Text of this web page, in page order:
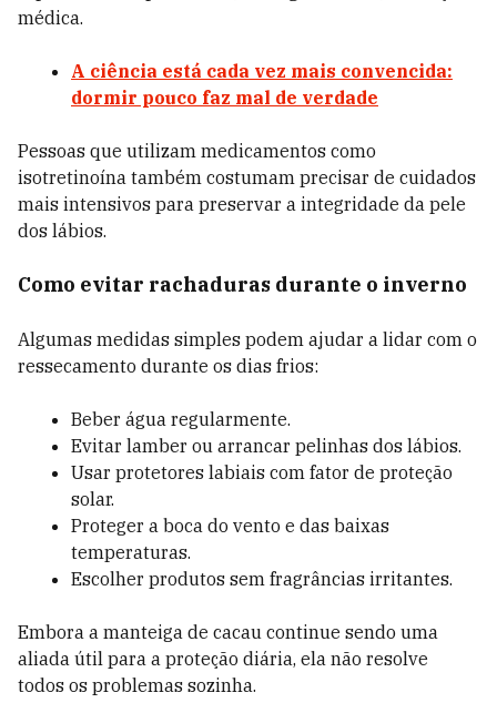
médica.
A ciência está cada vez mais convencida:
dormir pouco faz mal de verdade
Pessoas que utilizam medicamentos como
isotretinoína também costumam precisar de cuidados
mais intensivos para preservar a integridade da pele
dos lábios.
Como evitar rachaduras durante o inverno
Algumas medidas simples podem ajudar a lidar com o
ressecamento durante os dias frios:
Beber água regularmente.
Evitar lamber ou arrancar pelinhas dos lábios.
Usar protetores labiais com fator de proteção
solar.
Proteger a boca do vento e das baixas
temperaturas.
Escolher produtos sem fragrâncias irritantes.
Embora a manteiga de cacau continue sendo uma
aliada útil para a proteção diária, ela não resolve
todos os problemas sozinha.